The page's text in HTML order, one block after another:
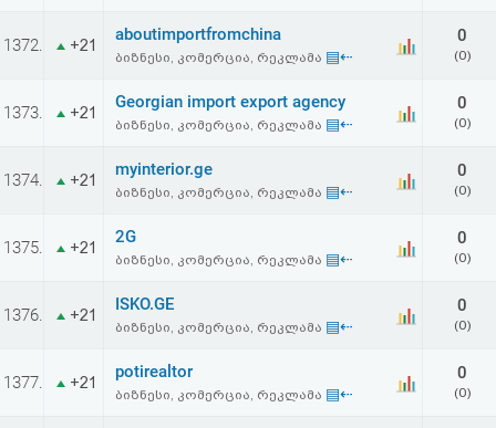
1372. +21
aboutimportfromchina
ბიზნესი, კომერცია, რეკლამა ▤⇠
0
(0)
1373. +21
Georgian import export agency
ბიზნესი, კომერცია, რეკლამა ▤⇠
0
(0)
1374. +21
myinterior.ge
ბიზნესი, კომერცია, რეკლამა ▤⇠
0
(0)
1375. +21
2G
ბიზნესი, კომერცია, რეკლამა ▤⇠
0
(0)
1376. +21
ISKO.GE
ბიზნესი, კომერცია, რეკლამა ▤⇠
0
(0)
1377. +21
potirealtor
ბიზნესი, კომერცია, რეკლამა ▤⇠
0
(0)